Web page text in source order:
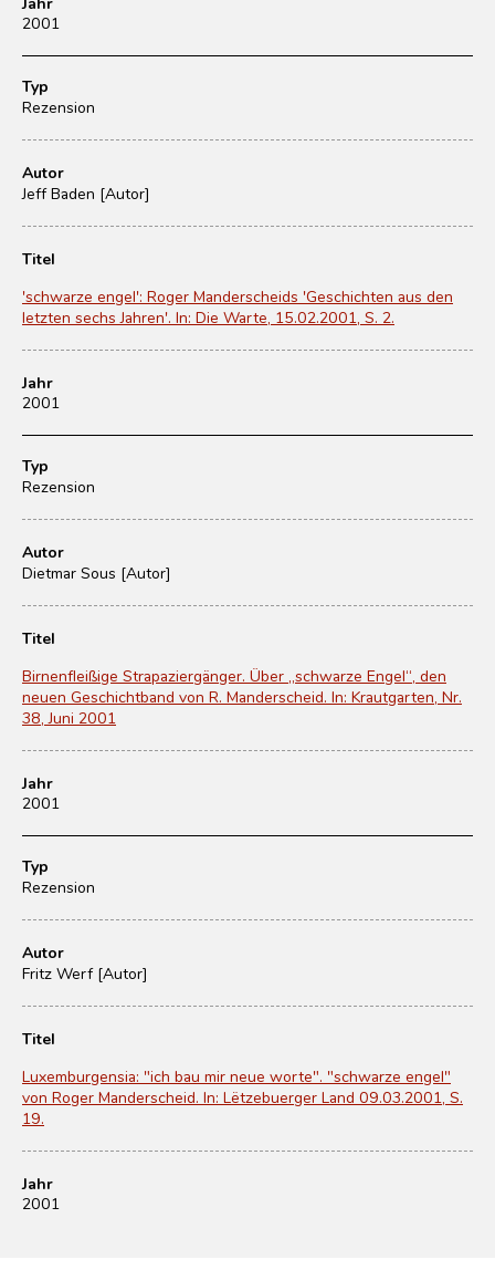
2001
Typ
Rezension
Autor
Jeff Baden [Autor]
Titel
'schwarze engel': Roger Manderscheids 'Geschichten aus den
letzten sechs Jahren'. In: Die Warte, 15.02.2001, S. 2.
Jahr
2001
Typ
Rezension
Autor
Dietmar Sous [Autor]
Titel
Birnenfleißige Strapaziergänger. Über „schwarze Engel“, den
neuen Geschichtband von R. Manderscheid. In: Krautgarten, Nr.
38, Juni 2001
Jahr
2001
Typ
Rezension
Autor
Fritz Werf [Autor]
Titel
Luxemburgensia: "ich bau mir neue worte". "schwarze engel"
von Roger Manderscheid. In: Lëtzebuerger Land 09.03.2001, S.
19.
Jahr
2001